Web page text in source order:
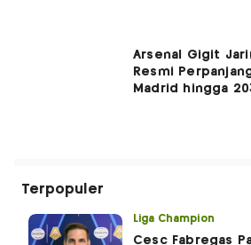
Arsenal Gigit
Resmi
Madrid hingga
Terpopuler
Liga Champion
Cesc Fabregas